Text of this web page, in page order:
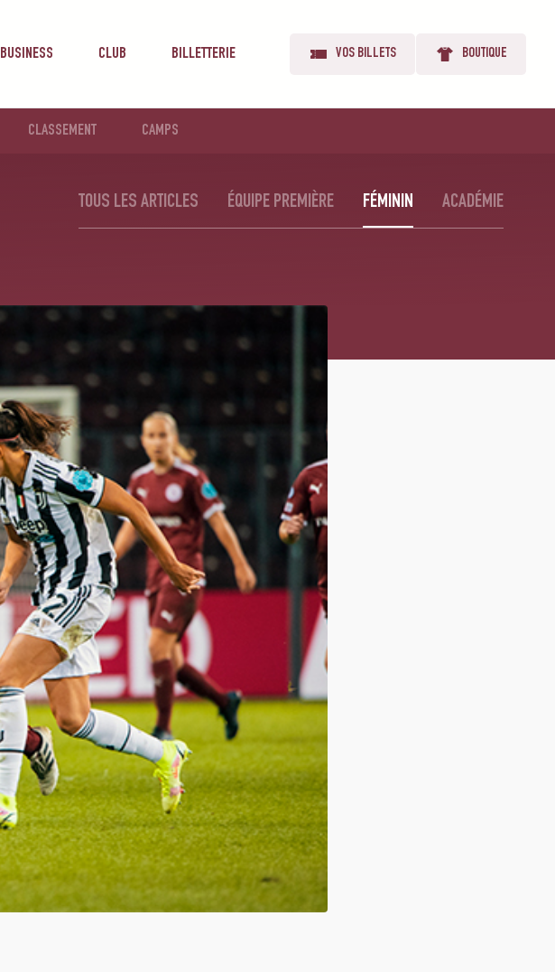
BUSINESS CLUB BILLETTERIE
CLASSEMENT CAMPS
VOS BILLETS BOUTIQUE
TOUS LES ARTICLES ÉQUIPE PREMIÈRE FÉMININ ACADÉMIE